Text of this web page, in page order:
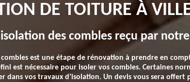
DE TOITURE À
des combles reçu par
combles est une étape de rénovation à prendre en
est nécessaire pour isoler vos combles. Certaines
dans vos travaux d’isolation. Un devis vous sera